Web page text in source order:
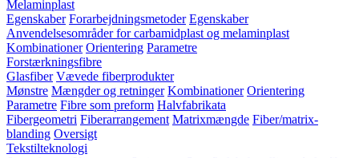
Melaminplast
Egenskaber Forarbejdningsmetoder Egenskaber
Anvendelsesområder for carbamidplast og melaminplast
Kombinationer Orientering Parametre
Forstærkningsfibre
Glasfiber Vævede fiberprodukter
Mønstre Mængder og retninger Kombinationer Orientering
Parametre Fibre som preform Halvfabrikata
Fibergeometri Fiberarrangement Matrixmængde Fiber/matrix-
blanding Oversigt
Tekstilteknologi